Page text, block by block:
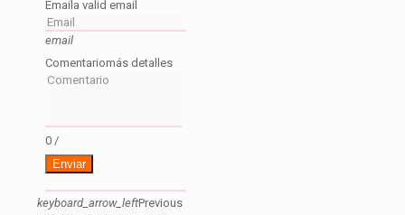
Email a valid email
email
Comentariomás detalles
0 /
Enviar
keyboard_arrow_leftPrevious